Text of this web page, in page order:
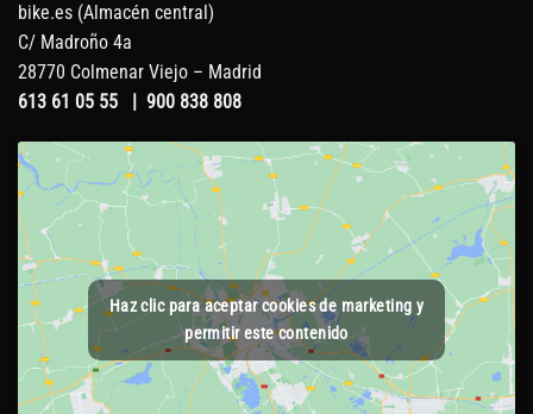
bike.es (Almacén central)
C/ Madroño 4a
28770 Colmenar Viejo – Madrid
613 61 05 55 | 900 838 808
Haz clic para aceptar cookies de marketing y
permitir este contenido